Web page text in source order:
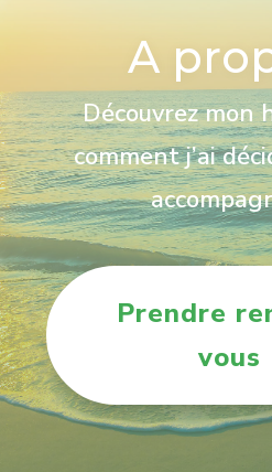
A
Découvrez mon
comment j’ai
Prendre
vous